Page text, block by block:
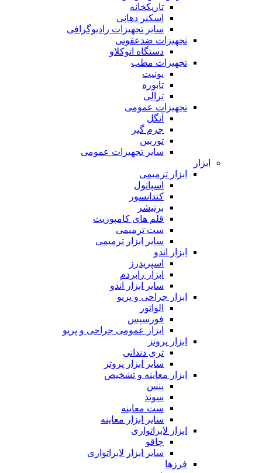
تاریکخانه
اسکنر دهانی
سایر تجهیزات رادیوگرافی
تجهیزات ضدعفونی
دستگاه اتوکلاو
تجهیزات مطب
یونیت
تابوره
ترالی
تجهیزات عمومی
آنگل
جرم گیر
توربین
سایر تجهیزات عمومی
ابزار
ابزار ترمیمی
اسپاتول
کندانسور
برنیشر
قلم های کامپوزیت
ست ترمیمی
سایر ابزار ترمیمی
ابزار اندو
اسپریدرز
ابزار رابردم
سایر ابزار اندو
ابزار جراحی و پریو
الواتور
فورسپس
ابزار عمومی جراحی و پریو
ابزار پروتز
تری دندانی
سایر ابزار پروتز
ابزار معاینه و تشخیص
پنس
سوند
ست معاینه
سایر ابزار معاینه
ابزار لابراتواری
چاقو
سایر ابزار لابراتواری
فرزها